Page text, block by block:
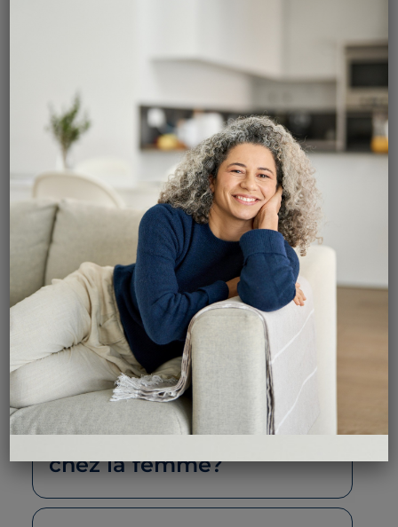
Quelles sont les
maladies qui
peuvent donner des
symptômes de la
vessie hyperactive
chez la femme?